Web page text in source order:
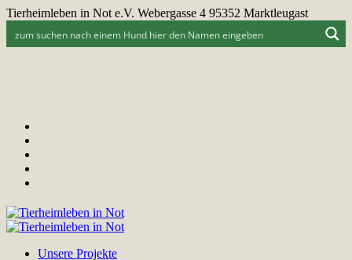
Tierheimleben in Not e.V. Webergasse 4 95352 Marktleugast
Unsere Projekte